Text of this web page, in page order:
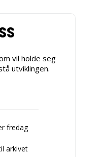
vil holde seg
utviklingen.
fredag
arkivet